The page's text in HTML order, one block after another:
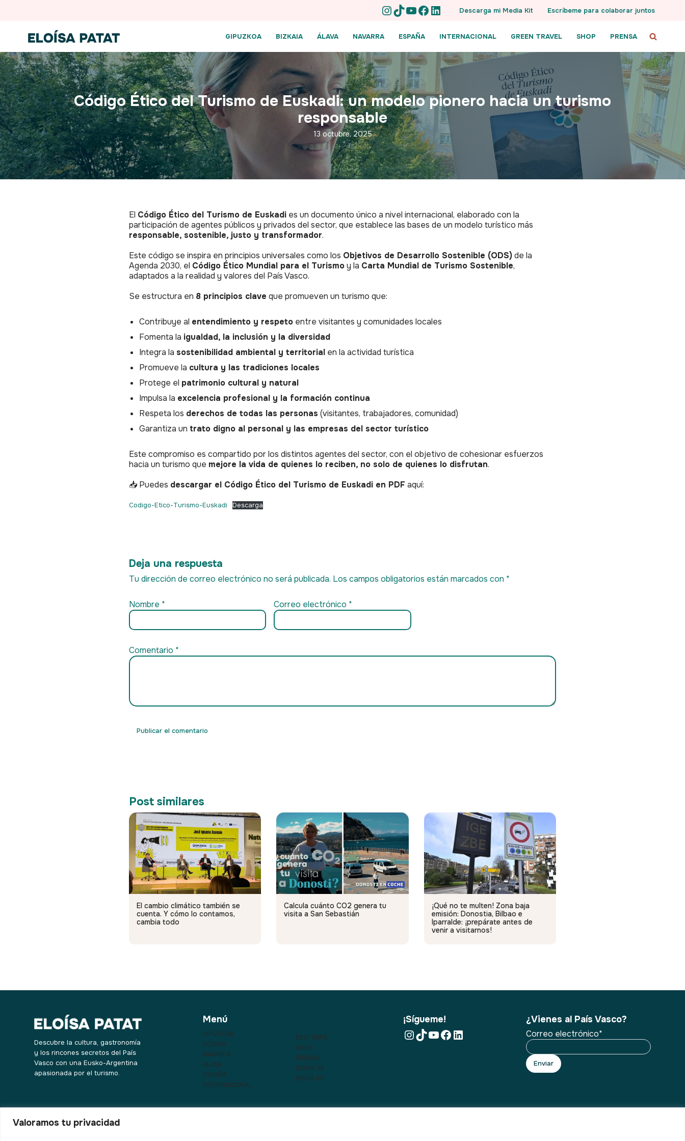
Valoramos tu privacidad
Descarga mi Media Kit Escríbeme para colaborar juntos
GIPUZKOA BIZKAIA ÁLAVA NAVARRA ESPAÑA INTERNACIONAL GREEN TRAVEL SHOP PRENSA
Código Ético del Turismo de Euskadi: un modelo pionero hacia un turismo
responsable
13 octubre, 2025
El Código Ético del Turismo de Euskadi es un documento único a nivel internacional, elaborado con la
participación de agentes públicos y privados del sector, que establece las bases de un modelo turístico más
responsable, sostenible, justo y transformador.
Este código se inspira en principios universales como los Objetivos de Desarrollo Sostenible (ODS)de la
Agenda 2030, el Código Ético Mundial para el Turismoy la Carta Mundial de Turismo Sostenible,
adaptados a la realidad y valores del País Vasco.
Se estructura en 8 principios clave que promueven un turismo que:
Contribuye al entendimiento y respeto entre visitantes y comunidades locales
Fomenta la igualdad, la inclusión y la diversidad
Integra la sostenibilidad ambiental y territorial en la actividad turística
Promueve la cultura y las tradiciones locales
Protege el patrimonio cultural y natural
Impulsa la excelencia profesional y la formación continua
Respeta los derechos de todas las personas (visitantes, trabajadores, comunidad)
Garantiza un trato digno al personal y las empresas del sector turístico
Este compromiso es compartido por los distintos agentes del sector, con el objetivo de cohesionar esfuerzos
hacia un turismo que mejore la vida de quienes lo reciben, no solo de quienes lo disfrutan.
📥 Puedes descargar el Código Ético del Turismo de Euskadi en PDF aquí:
Codigo-Etico-Turismo-Euskadi Descarga
Deja una respuesta
Tu dirección de correo electrónico no será publicada. Los campos obligatorios están marcados con *
Nombre * Correo electrónico *
Comentario *
Post similares
El cambio climático también se
cuenta. Y cómo lo contamos,
cambia todo
Calcula cuánto CO2 genera tu
visita a San Sebastián
¡Qué no te multen! Zona baja
emisión: Donostia, Bilbao e
Iparralde: ¡prepárate antes de
venir a visitarnos!
Descubre la cultura, gastronomía
y los rincones secretos del País
Vasco con una Eusko-Argentina
apasionada por el turismo.
Menú
GIPUZKOA
BIZKAIA
NAVARRA
ÁLAVA
ESPAÑA
INTERNACIONAL
ECO TRIPS
SHOP
PRENSA
SOBRE MI
MEDIA KIT
¡Sígueme! ¿Vienes al País Vasco?
Correo electrónico*